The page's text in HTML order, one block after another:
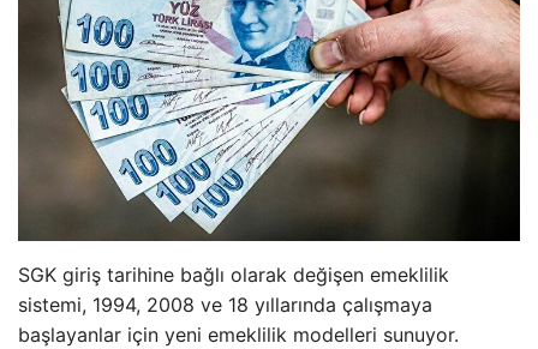
SGK giriş tarihine bağlı olarak değişen emeklilik
sistemi, 1994, 2008 ve 18 yıllarında çalışmaya
başlayanlar için yeni emeklilik modelleri sunuyor.